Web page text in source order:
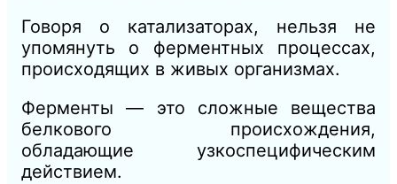
Говоря о катализаторах, нельзя не
упомянуть о ферментных процессах,
происходящих в живых организмах.
Ферменты — это сложные вещества
белкового происхождения,
обладающие узкоспецифическим
действием.